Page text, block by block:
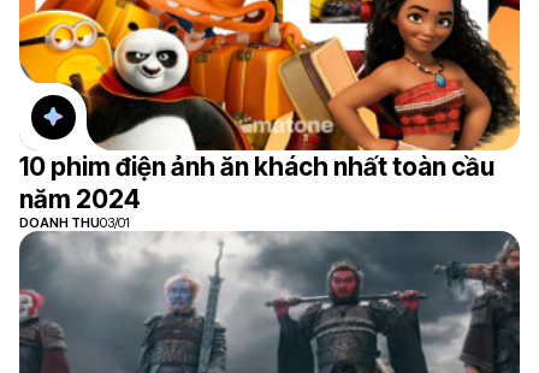
10 phim điện ảnh ăn khách nhất toàn cầu
năm 2024
DOANH THU03/01